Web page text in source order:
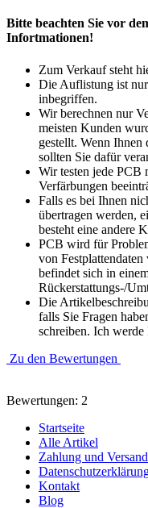
Bitte beachten Sie vor
Infortmationen!
Zum Verkauf steht
Die Auflistung ist
inbegriffen.
Wir berechnen nur
meisten Kunden
gestellt. Wenn
sollten Sie dafür
Wir testen jede PCB
Verfärbungen
Falls es bei Ihnen
übertragen werden,
besteht eine andere
PCB wird für
von
befindet sich in
Rückerstattungs-/
Die
falls Sie Fragen
schreiben. Ich
Zu den Bewertungen
Bewertungen: 2
Startseite
Alle Artikel
Zahlung und Versand
Kontakt
Blog